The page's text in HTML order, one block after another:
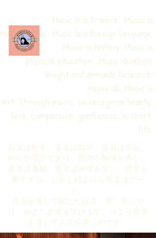
音楽は科学、音楽は数学、音楽は言語、
特に外国語であり、歴史の勉強を含む。
音楽は運動、音楽は洞察を促し、探究を
要求する。しかし何よりも音楽はアー
ト。
音楽を通して私たちは美、愛、思いや
り、やさしさ等を学びます。つまり音楽
を通して人生を学ぶのです。
Music is a Science. Music is
Mathematics. Music is a foreign language.
Music is History. Music is
physical education. Music develops
Insight and demands Research.
Above all, Music is
Art. Through music, we recognize beauty,
love, compassion, gentleness, in short,
life.